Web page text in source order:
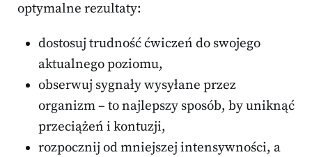
optymalne rezultaty:
dostosuj trudność ćwiczeń do swojego
aktualnego poziomu,
obserwuj sygnały wysyłane przez
organizm – to najlepszy sposób, by uniknąć
przeciążeń i kontuzji,
rozpocznij od mniejszej intensywności, a